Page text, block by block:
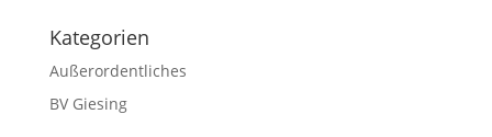
Kategorien
Außerordentliches
BV Giesing